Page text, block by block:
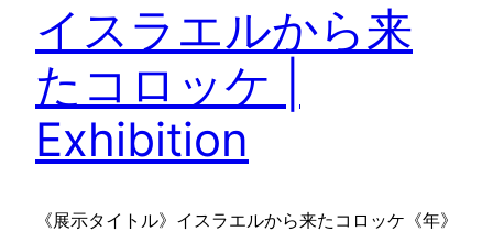
イスラエルから来
たコロッケ |
Exhibition
《展示タイトル》イスラエルから来たコロッケ《年》